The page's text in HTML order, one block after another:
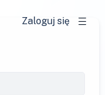
Zaloguj się